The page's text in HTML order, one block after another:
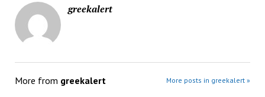
greekalert
More from greekalert More posts in greekalert »